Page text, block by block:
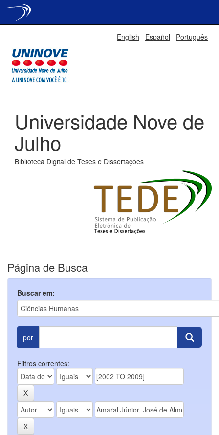
English Español Português
Universidade Nove de
Julho
Biblioteca Digital de Teses e Dissertações
Página de Busca
Buscar em:
por
Filtros correntes: